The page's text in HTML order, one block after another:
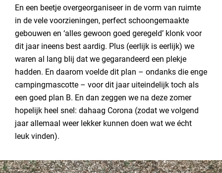
En een beetje overgeorganiseer in de vorm van ruimte
in de vele voorzieningen, perfect schoongemaakte
gebouwen en ‘alles gewoon goed geregeld’ klonk voor
dit jaar ineens best aardig. Plus (eerlijk is eerlijk) we
waren al lang blij dat we gegarandeerd een plekje
hadden. En daarom voelde dit plan – ondanks die enge
campingmascotte – voor dit jaar uiteindelijk toch als
een goed plan B. En dan zeggen we na deze zomer
hopelijk heel snel: dahaag Corona (zodat we volgend
jaar allemaal weer lekker kunnen doen wat we écht
leuk vinden).